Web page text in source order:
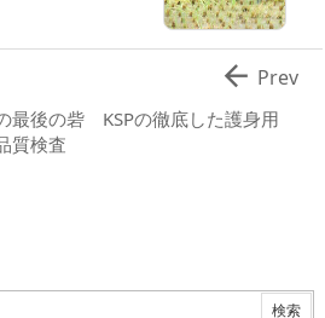
最後の砦 KSPの徹底した護身用
質検査
 Prev